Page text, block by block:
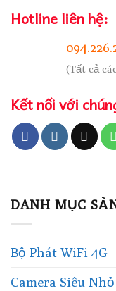
Hotline liên hệ:
(Tất cả
Kết nối với
DANH MỤC
Bộ Phát WiFi 4G
Camera Siêu